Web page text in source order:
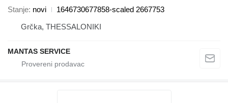
Stanje novi
1646730677858-scaled 2667753
Grčka, THESSALONIKI
MANTAS SERVICE